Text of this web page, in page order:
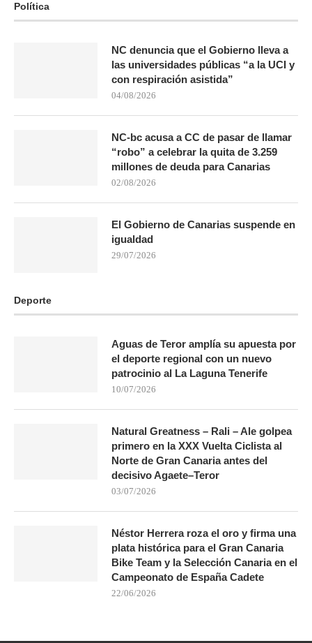
Política
NC denuncia que el Gobierno lleva a
las universidades públicas “a la UCI y
con respiración asistida”
04/08/2026
NC-bc acusa a CC de pasar de llamar
“robo” a celebrar la quita de 3.259
millones de deuda para Canarias
02/08/2026
El Gobierno de Canarias suspende en
igualdad
29/07/2026
Deporte
Aguas de Teror amplía su apuesta por
el deporte regional con un nuevo
patrocinio al La Laguna Tenerife
10/07/2026
Natural Greatness – Rali – Ale golpea
primero en la XXX Vuelta Ciclista al
Norte de Gran Canaria antes del
decisivo Agaete–Teror
03/07/2026
Néstor Herrera roza el oro y firma una
plata histórica para el Gran Canaria
Bike Team y la Selección Canaria en el
Campeonato de España Cadete
22/06/2026